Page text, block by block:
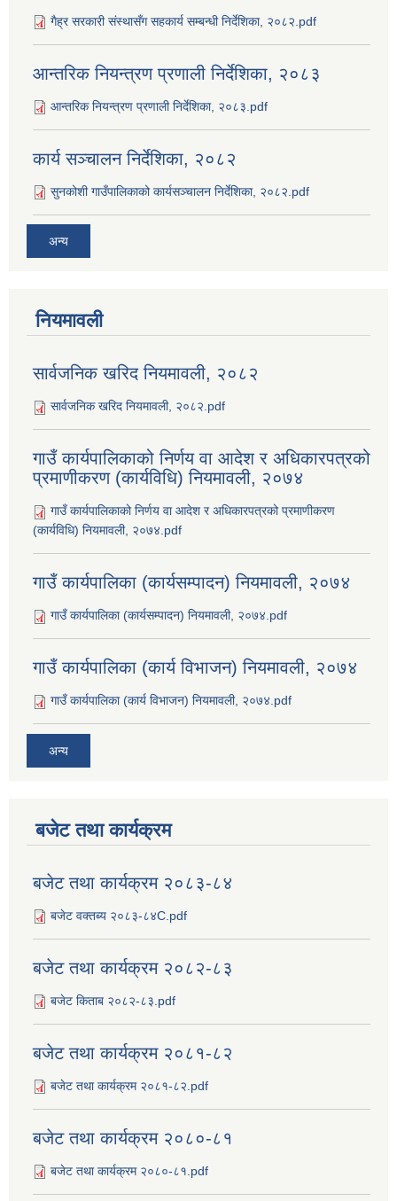
गैह्र सरकारी संस्थासँग सहकार्य सम्बन्धी निर्देशिका, २०८२.pdf
आन्तरिक नियन्त्रण प्रणाली निर्देशिका, २०८३
आन्तरिक नियन्त्रण प्रणाली निर्देशिका, २०८३.pdf
कार्य सञ्‍चालन निर्देशिका, २०८२
सुनकोशी गाउँपालिकाको कार्यसञ्‍चालन निर्देशिका, २०८२.pdf
अन्य
नियमावली
सार्वजनिक खरिद नियमावली, २०८२
सार्वजनिक खरिद नियमावली, २०८२.pdf
गाउँ कार्यपालिकाको निर्णय वा आदेश र अधिकारपत्रको
प्रमाणीकरण (कार्यविधि) नियमावली, २०७४
गाउँ कार्यपालिकाको निर्णय वा आदेश र अधिकारपत्रको प्रमाणीकरण
(कार्यविधि) नियमावली, २०७४.pdf
गाउँ कार्यपालिका (कार्यसम्पादन) नियमावली, २०७४
गाउँ कार्यपालिका (कार्यसम्पादन) नियमावली, २०७४.pdf
गाउँ कार्यपालिका (कार्य विभाजन) नियमावली, २०७४
गाउँ कार्यपालिका (कार्य विभाजन) नियमावली, २०७४.pdf
अन्य
बजेट तथा कार्यक्रम
बजेट तथा कार्यक्रम २०८३-८४
बजेट वक्तब्य २०८३-८४C.pdf
बजेट तथा कार्यक्रम २०८२-८३
बजेट किताब २०८२-८३.pdf
बजेट तथा कार्यक्रम २०८१-८२
बजेट तथा कार्यक्रम २०८१-८२.pdf
बजेट तथा कार्यक्रम २०८०-८१
बजेट तथा कार्यक्रम २०८०-८१.pdf